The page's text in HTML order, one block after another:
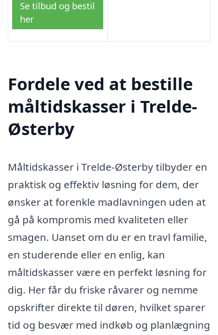
Se tilbud og bestil
her
Fordele ved at bestille
måltidskasser i Trelde-
Østerby
Måltidskasser i Trelde-Østerby tilbyder en
praktisk og effektiv løsning for dem, der
ønsker at forenkle madlavningen uden at
gå på kompromis med kvaliteten eller
smagen. Uanset om du er en travl familie,
en studerende eller en enlig, kan
måltidskasser være en perfekt løsning for
dig. Her får du friske råvarer og nemme
opskrifter direkte til døren, hvilket sparer
tid og besvær med indkøb og planlægning